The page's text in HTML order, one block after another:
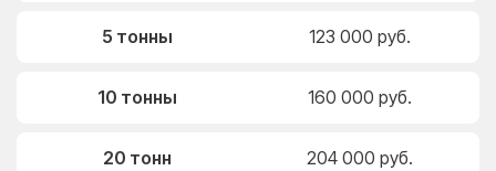
5 тонны 123 000 руб.
10 тонны 160 000 руб.
20 тонн 204 000 руб.